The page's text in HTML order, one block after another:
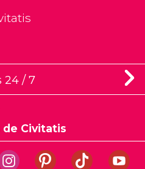
24 / 7
Civitatis